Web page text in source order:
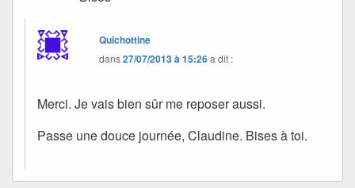
Quichottine
dans27/07/2013 à 15:26a dit :
Merci. Je vais bien sûr me reposer aussi.
Passe une douce journée, Claudine. Bises à toi.